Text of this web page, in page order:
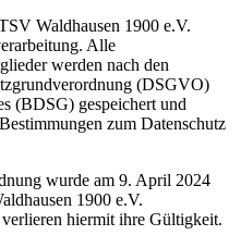
Waldhausen 1900 e.V.
Alle
werden nach den
(DSGVO)
(BDSG) gespeichert und
zum Datenschutz
wurde am 9. April 2024
1900 e.V.
hiermit ihre Gültigkeit.